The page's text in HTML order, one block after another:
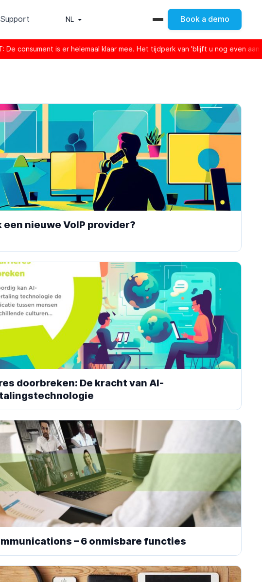
Support NL Book a demo
is er helemaal klaar mee. Het tijdperk van 'blijft u nog even aan de lijn' is
een nieuwe VoIP provider?
doorbreken: De kracht van AI-
– 6 onmisbare functies